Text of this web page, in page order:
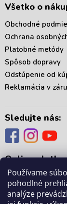
Používame
pohodlné
analýze
Všetko o
Obchodné
Ochrana
Platobné metódy
Spôsob dopravy
Odstúpenie od
Reklamácia v
Sledujte nás:
Online platby: